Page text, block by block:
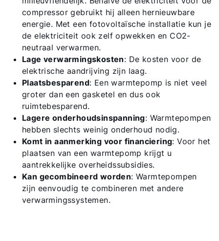
compressor gebruikt hij alleen hernieuwbare
energie. Met een fotovoltaïsche installatie kun je
de elektriciteit ook zelf opwekken en CO2-
neutraal verwarmen.
Lage verwarmingskosten: De kosten voor de
elektrische aandrijving zijn laag.
Plaatsbesparend: Een warmtepomp is niet veel
groter dan een gasketel en dus ook
ruimtebesparend.
Lagere onderhoudsinspanning: Warmtepompen
hebben slechts weinig onderhoud nodig.
Komt in aanmerking voor financiering: Voor het
plaatsen van een warmtepomp krijgt u
aantrekkelijke overheidssubsidies.
Kan gecombineerd worden: Warmtepompen
zijn eenvoudig te combineren met andere
verwarmingssystemen.